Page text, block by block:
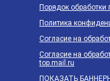
Порядок
Политика
Согласие на
Согласие на
top.mail.ru
ПОКАЗАТЬ